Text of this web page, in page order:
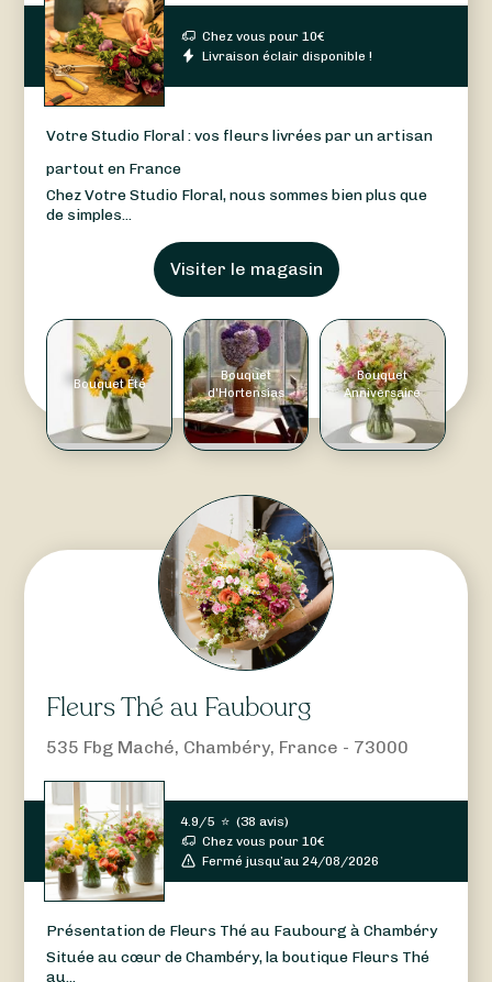
Chez vous pour10€
Livraison éclair disponible !
Votre Studio Floral : vos fleurs livrées par un artisan
partout en France
Chez Votre Studio Floral, nous sommes bien plus que
de simples...
Visiter le magasin
Bouquet Été
Bouquet
d'Hortensias
Bouquet
Anniversaire
Fleurs Thé au Faubourg
535 Fbg Maché, Chambéry, France - 73000
4.9/5 ⭐ (38 avis)
Chez vous pour10€
Fermé jusqu’au 24/08/2026
Présentation de Fleurs Thé au Faubourg à Chambéry
Située au cœur de Chambéry, la boutique Fleurs Thé
au...